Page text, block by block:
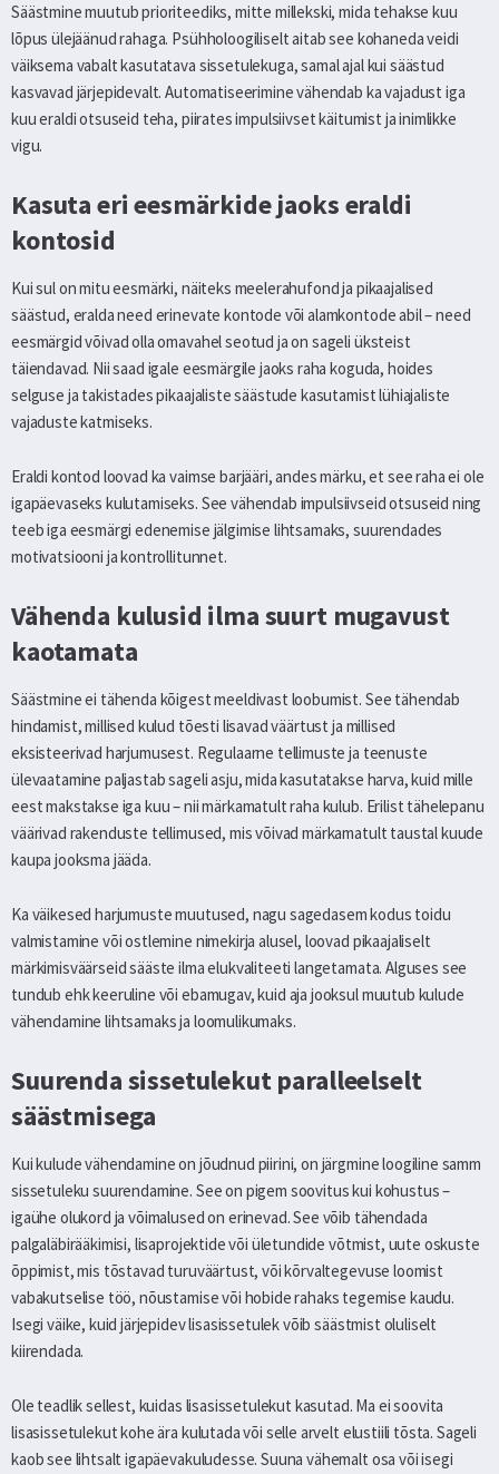
Säästmine muutub prioriteediks, mitte millekski, mida tehakse kuu
lõpus ülejäänud rahaga. Psühholoogiliselt aitab see kohaneda veidi
väiksema vabalt kasutatava sissetulekuga, samal ajal kui säästud
kasvavad järjepidevalt. Automatiseerimine vähendab ka vajadust iga
kuu eraldi otsuseid teha, piirates impulsiivset käitumist ja inimlikke
vigu.
Kasuta eri eesmärkide jaoks eraldi
kontosid
Kui sul on mitu eesmärki, näiteks meelerahufond ja pikaajalised
säästud, eralda need erinevate kontode või alamkontode abil – need
eesmärgid võivad olla omavahel seotud ja on sageli üksteist
täiendavad. Nii saad igale eesmärgile jaoks raha koguda, hoides
selguse ja takistades pikaajaliste säästude kasutamist lühiajaliste
vajaduste katmiseks.
Eraldi kontod loovad ka vaimse barjääri, andes märku, et see raha ei ole
igapäevaseks kulutamiseks. See vähendab impulsiivseid otsuseid ning
teeb iga eesmärgi edenemise jälgimise lihtsamaks, suurendades
motivatsiooni ja kontrollitunnet.
Vähenda kulusid ilma suurt mugavust
kaotamata
Säästmine ei tähenda kõigest meeldivast loobumist. See tähendab
hindamist, millised kulud tõesti lisavad väärtust ja millised
eksisteerivad harjumusest. Regulaarne tellimuste ja teenuste
ülevaatamine paljastab sageli asju, mida kasutatakse harva, kuid mille
eest makstakse iga kuu – nii märkamatult raha kulub. Erilist tähelepanu
väärivad rakenduste tellimused, mis võivad märkamatult taustal kuude
kaupa jooksma jääda.
Ka väikesed harjumuste muutused, nagu sagedasem kodus toidu
valmistamine või ostlemine nimekirja alusel, loovad pikaajaliselt
märkimisväärseid sääste ilma elukvaliteeti langetamata. Alguses see
tundub ehk keeruline või ebamugav, kuid aja jooksul muutub kulude
vähendamine lihtsamaks ja loomulikumaks.
Suurenda sissetulekut paralleelselt
säästmisega
Kui kulude vähendamine on jõudnud piirini, on järgmine loogiline samm
sissetuleku suurendamine. See on pigem soovitus kui kohustus –
igaühe olukord ja võimalused on erinevad. See võib tähendada
palgaläbirääkimisi, lisaprojektide või ületundide võtmist, uute oskuste
õppimist, mis tõstavad turuväärtust, või kõrvaltegevuse loomist
vabakutselise töö, nõustamise või hobide rahaks tegemise kaudu.
Isegi väike, kuid järjepidev lisasissetulek võib säästmist oluliselt
kiirendada.
Ole teadlik sellest, kuidas lisasissetulekut kasutad. Ma ei soovita
lisasissetulekut kohe ära kulutada või selle arvelt elustiili tõsta. Sageli
kaob see lihtsalt igapäevakuludesse. Suuna vähemalt osa või isegi